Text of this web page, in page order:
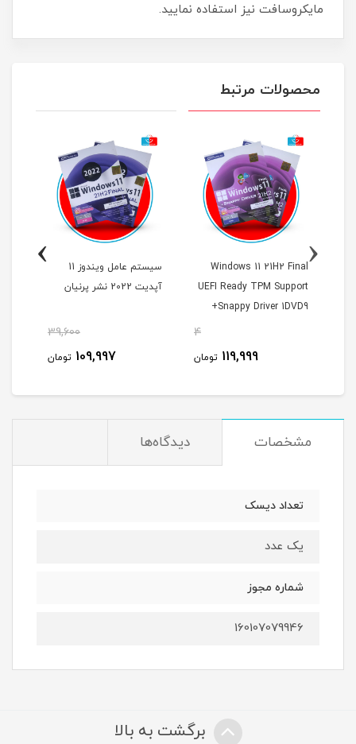
مایکروسافت نیز استفاده نمایید.
محصولات مرتبط
Windows 11 21H2 Final
UEFI Ready TPM Support
+Snappy Driver 1DVD9
4
119,999 تومان
سیستم عامل ویندوز 11
آپدیت 2022 نشر پرنیان
39,600
109,997 تومان
‹
›
مشخصات دیدگاه‌ها
تعداد دیسک
یک عدد
شماره مجوز
160107079946
برگشت به بالا